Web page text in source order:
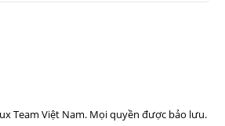
Team Việt Nam. Mọi quyền được bảo lưu.